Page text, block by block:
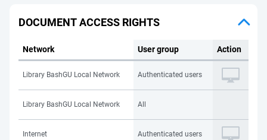
DOCUMENT ACCESS RIGHTS
Network User group Action
Library BashGU Local Network Authenticated users
Library BashGU Local Network All
Internet Authenticated users